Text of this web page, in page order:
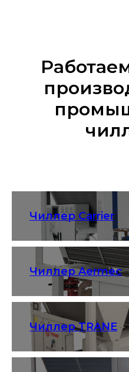
Чиллер Carrier
Чиллер Aermec
Чиллер TRANE